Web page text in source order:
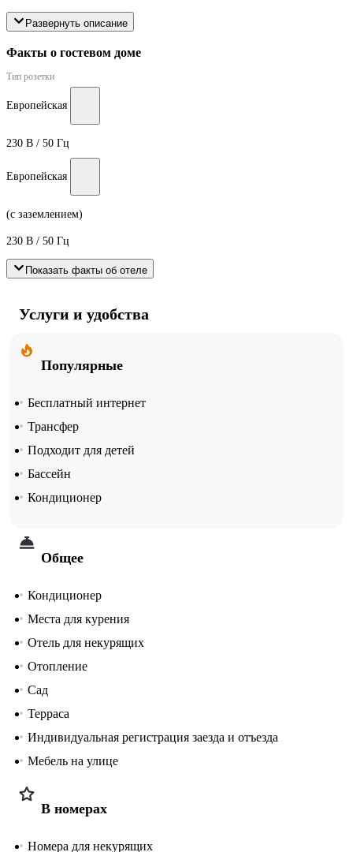
Развернуть описание
Факты о гостевом доме
Тип розетки
Европейская
230 В / 50 Гц
Европейская
(с заземлением)
230 В / 50 Гц
Показать факты об отеле
Услуги и удобства
Популярные
Бесплатный интернет
Трансфер
Подходит для детей
Бассейн
Кондиционер
Общее
Кондиционер
Места для курения
Отель для некурящих
Отопление
Сад
Терраса
Индивидуальная регистрация заезда и отъезда
Мебель на улице
В номерах
Номера для некурящих